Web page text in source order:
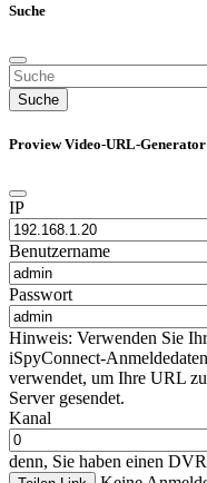
Suche
Suche
Proview Video-URL-Generator
IP
Benutzername
Passwort
Hinweis: Verwenden Sie
iSpyConnect-
verwendet, um Ihre URL
Server gesendet.
Kanal
denn, Sie haben einen